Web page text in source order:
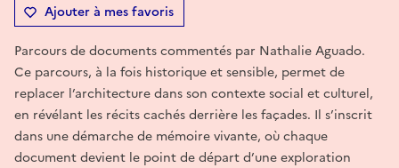
Ajouter à mes favoris
Parcours de documents commentés par Nathalie Aguado.
Ce parcours, à la fois historique et sensible, permet de
replacer l’architecture dans son contexte social et culturel,
en révélant les récits cachés derrière les façades. Il s’inscrit
dans une démarche de mémoire vivante, où chaque
document devient le point de départ d’une exploration